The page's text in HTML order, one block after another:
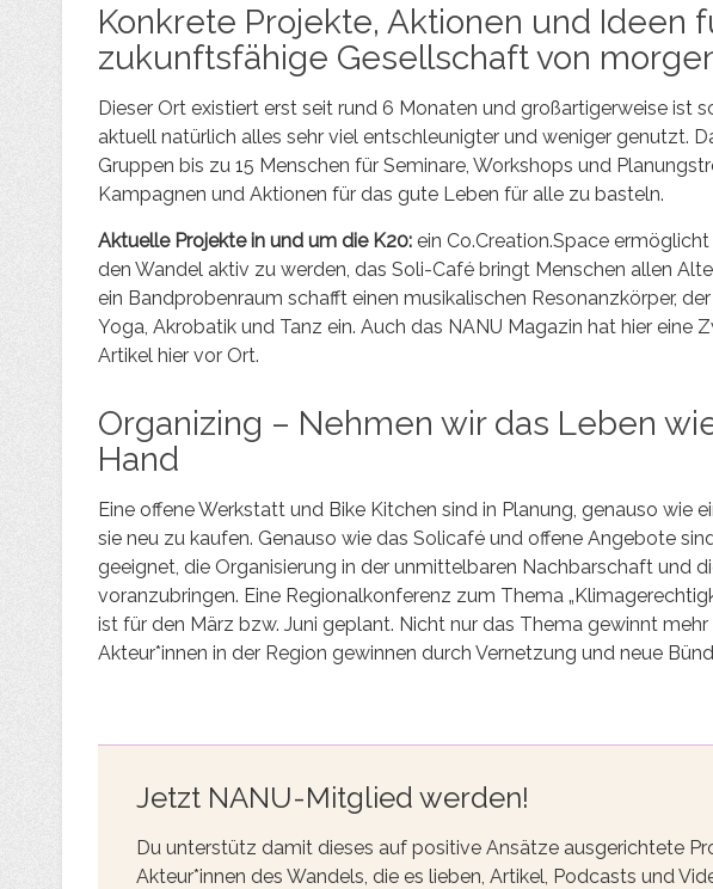
Konkrete Projekte, Aktionen und Ideen
zukunftsfähige Gesellschaft von
Dieser Ort existiert erst seit rund 6 Monaten und großartigerweise ist
aktuell natürlich alles sehr viel entschleunigter und weniger genutzt.
Gruppen bis zu 15 Menschen für Seminare, Workshops und
Kampagnen und Aktionen für das gute Leben für alle zu basteln.
Aktuelle Projekte in und um die K20: ein Co.Creation.Space
den Wandel aktiv zu werden, das Soli-Café bringt Menschen allen
ein Bandprobenraum schafft einen musikalischen Resonanzkörper,
Yoga, Akrobatik und Tanz ein. Auch das NANU Magazin hat hier eine
Artikel hier vor Ort.
Organizing – Nehmen wir das Leben
Hand
Eine offene Werkstatt und Bike Kitchen sind in Planung, genauso wie
sie neu zu kaufen. Genauso wie das Solicafé und offene Angebote
geeignet, die Organisierung in der unmittelbaren Nachbarschaft und
voranzubringen. Eine Regionalkonferenz zum Thema
ist für den März bzw. Juni geplant. Nicht nur das Thema gewinnt
Akteur*innen in der Region gewinnen durch Vernetzung und neue
Jetzt NANU-Mitglied werden!
Du unterstütz damit dieses auf positive Ansätze ausgerichtete
Akteur*innen des Wandels, die es lieben, Artikel, Podcasts und